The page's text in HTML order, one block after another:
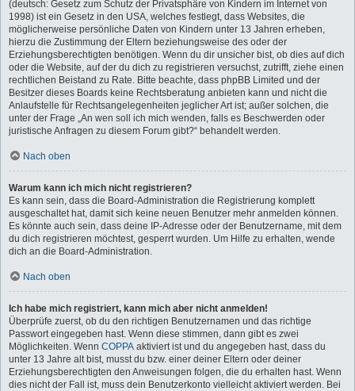
(deutsch: Gesetz zum Schutz der Privatsphäre von Kindern im Internet von
1998) ist ein Gesetz in den USA, welches festlegt, dass Websites, die
möglicherweise persönliche Daten von Kindern unter 13 Jahren erheben,
hierzu die Zustimmung der Eltern beziehungsweise des oder der
Erziehungsberechtigten benötigen. Wenn du dir unsicher bist, ob dies auf dich
oder die Website, auf der du dich zu registrieren versuchst, zutrifft, ziehe einen
rechtlichen Beistand zu Rate. Bitte beachte, dass phpBB Limited und der
Besitzer dieses Boards keine Rechtsberatung anbieten kann und nicht die
Anlaufstelle für Rechtsangelegenheiten jeglicher Art ist; außer solchen, die
unter der Frage „An wen soll ich mich wenden, falls es Beschwerden oder
juristische Anfragen zu diesem Forum gibt?“ behandelt werden.
Nach oben
Warum kann ich mich nicht registrieren?
Es kann sein, dass die Board-Administration die Registrierung komplett
ausgeschaltet hat, damit sich keine neuen Benutzer mehr anmelden können.
Es könnte auch sein, dass deine IP-Adresse oder der Benutzername, mit dem
du dich registrieren möchtest, gesperrt wurden. Um Hilfe zu erhalten, wende
dich an die Board-Administration.
Nach oben
Ich habe mich registriert, kann mich aber nicht anmelden!
Überprüfe zuerst, ob du den richtigen Benutzernamen und das richtige
Passwort eingegeben hast. Wenn diese stimmen, dann gibt es zwei
Möglichkeiten. Wenn COPPA aktiviert ist und du angegeben hast, dass du
unter 13 Jahre alt bist, musst du bzw. einer deiner Eltern oder deiner
Erziehungsberechtigten den Anweisungen folgen, die du erhalten hast. Wenn
dies nicht der Fall ist, muss dein Benutzerkonto vielleicht aktiviert werden. Bei